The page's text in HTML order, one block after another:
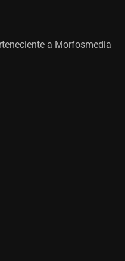
a Morfosmedia